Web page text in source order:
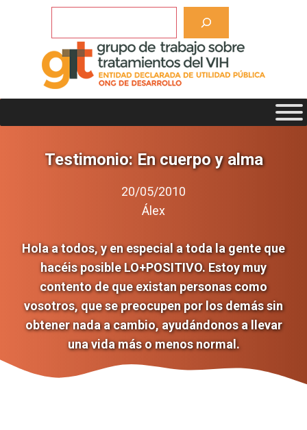
Testimonio: En cuerpo y alma
20/05/2010
Álex
Hola a todos, y en especial a toda la gente que
hacéis posible LO+POSITIVO. Estoy muy
contento de que existan personas como
vosotros, que se preocupen por los demás sin
obtener nada a cambio, ayudándonos a llevar
una vida más o menos normal.